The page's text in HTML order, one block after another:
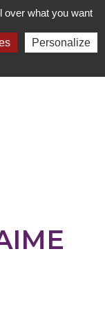
over what you want
Personalize